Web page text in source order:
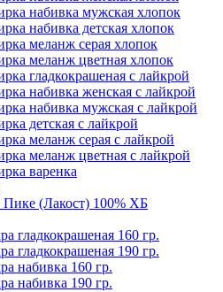
набивка мужская хлопок
набивка детская хлопок
меланж серая хлопок
меланж цветная хлопок
гладкокрашеная с лайкрой
набивка женская с лайкрой
набивка мужская с лайкрой
детская с лайкрой
меланж серая с лайкрой
меланж цветная с лайкрой
варенка
Пике (Лакост) 100% ХБ
гладкокрашеная 160 гр.
гладкокрашеная 190 гр.
набивка 160 гр.
набивка 190 гр.